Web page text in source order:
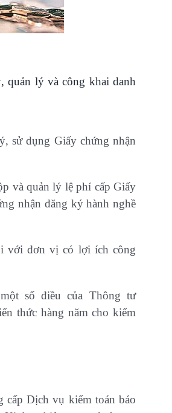
quản lý và công khai danh
sử dụng Giấy chứng nhận
và quản lý lệ phí cấp Giấy
nhận đăng ký hành nghề
với đơn vị có lợi ích công
số điều của Thông tư
thức hàng năm cho kiểm
Dịch vụ kiểm toán báo